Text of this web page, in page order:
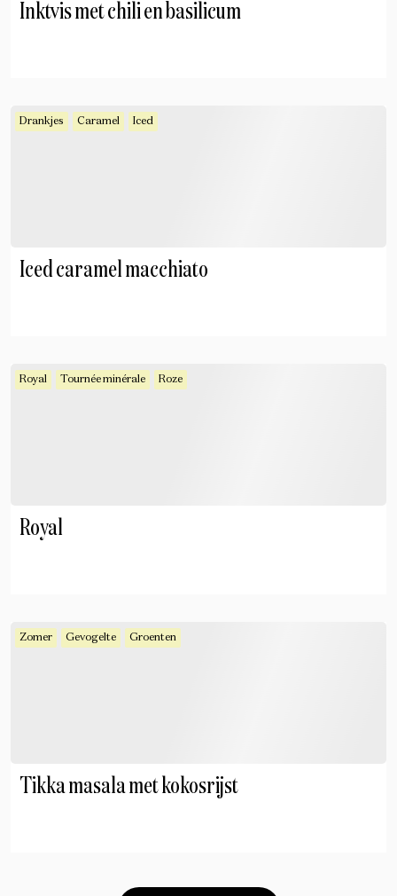
Inktvis met chili en basilicum
Drankjes Caramel Iced
Iced caramel macchiato
Royal Tournée minérale Roze
Royal
Zomer Gevogelte Groenten
Tikka masala met kokosrijst